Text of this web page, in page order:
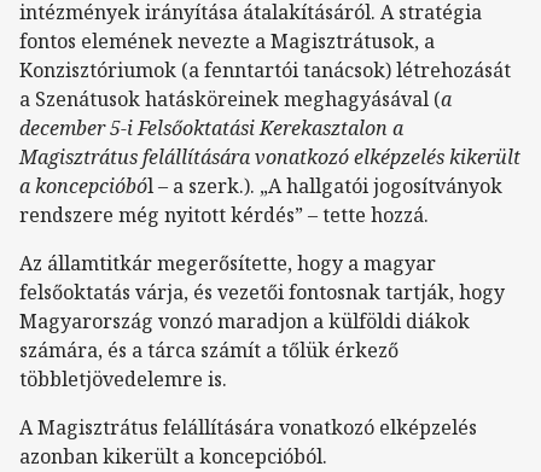
intézmények irányítása átalakításáról. A stratégia
fontos elemének nevezte a Magisztrátusok, a
Konzisztóriumok (a fenntartói tanácsok) létrehozását
a Szenátusok hatásköreinek meghagyásával (a
december 5-i Felsőoktatási Kerekasztalon a
Magisztrátus felállítására vonatkozó elképzelés kikerült
a koncepcióból – a szerk.). „A hallgatói jogosítványok
rendszere még nyitott kérdés” – tette hozzá.
Az államtitkár megerősítette, hogy a magyar
felsőoktatás várja, és vezetői fontosnak tartják, hogy
Magyarország vonzó maradjon a külföldi diákok
számára, és a tárca számít a tőlük érkező
többletjövedelemre is.
A Magisztrátus felállítására vonatkozó elképzelés
azonban kikerült a koncepcióból.